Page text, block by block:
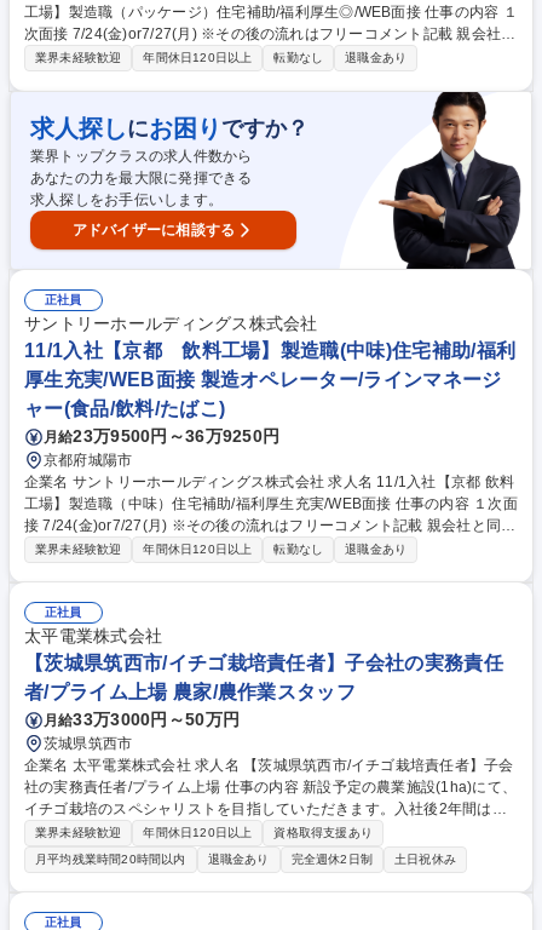
工場】製造職（パッケージ）住宅補助/福利厚生◎/WEB面接 仕事の内容 １
次面接 7/24(金)or7/27(月) ※その後の流れはフリーコメント記載 親会社と
同等の充実した福利厚生で働きやすさ◎ サントリーグループの清涼飲料の
を担う大切なポジション。 ・パッケージング（お客様に製品を届けるため
のパッケージ製造/包装工程の製造ライン設備の運転管理や現場での切替作
業など）・品質向上、安全性担保、効率化の改善活動や業務標準化の取組
み 【キャリア】将来的に、原動工程（電力・排水等）やエンジニアリング
(生産設備の新規導入･設備対応・保全・技術スタッフ等)など関連部門への
チャレンジも可能 募集職種 11/1入社【京都 飲料工場】製造職（パッケー
ジ）住宅補助/福利厚生◎/WEB面接
業界未経験歓迎 年間休日120日以上 転勤なし 退職金あり
求人探しにお困り ですか？
業界トップクラスの求人件数から
あなたの力を最大限に発揮できる
求人探しをお手伝いします。
アドバイザーに相談する
正社員
サントリーホールディングス株式会社
11/1入社【京都 飲料工場】製造職(中味)住宅補助/福利
厚生充実/WEB面接 製造オペレーター/ラインマネージ
ャー(食品/飲料/たばこ)
月給23万9500円～36万9250円
京都府城陽市
企業名 サントリーホールディングス株式会社 求人名 11/1入社【京都 飲料
工場】製造職（中味）住宅補助/福利厚生充実/WEB面接 仕事の内容 １次面
接 7/24(金)or7/27(月) ※その後の流れはフリーコメント記載 親会社と同等
の充実した福利厚生で働きやすさ◎ サントリーグループの清涼飲料の製造
など）・品質向上、安全性担保、効率化の改善活動や業務標準化の取組み
※配属はご経験やスキルに応じ選考過程で決定 【キャリア】将来的に、原
動工程（電力・排水等）やエンジニアリング(生産設備の新規導入･設備対
応・保全・技術スタッフ等)といった関連部門へのチャレンジも可能で
す。 募集職種 11/1入社【京都 飲料工場】製造職（中味）住宅補助/福利厚
生充実/WEB面接
業界未経験歓迎 年間休日120日以上 転勤なし 退職金あり
正社員
太平電業株式会社
【茨城県筑西市/イチゴ栽培責任者】子会社の実務責任
者/プライム上場 農家/農作業スタッフ
月給33万3000円～50万円
茨城県筑西市
企業名 太平電業株式会社 求人名 【茨城県筑西市/イチゴ栽培責任者】子会
社の実務責任者/プライム上場 仕事の内容 新設予定の農業施設(1ha)にて、
イチゴ栽培のスペシャリストを目指していただきます。入社後2年間は研
修期間として以下の教育プログラムを予定し、その後新設する農業法人子
会社の実務責任者をお任せします。 【入社後】■1年目：:新設する農業施
設に導入する設備メーカーが主催する研修プログラムに参加し、設備操作/
保守管理について学びます。■2年目: 村上市のイチゴ農家のもと、雪国な
らではのイチゴ栽培技術やノウハウを実践的に学びます。【研修終了後】
業界未経験歓迎 年間休日120日以上
資格取得支援あり
月平均残業時間20時間以内
退職金あり 完全週休2日制 土日祝休み
正社員